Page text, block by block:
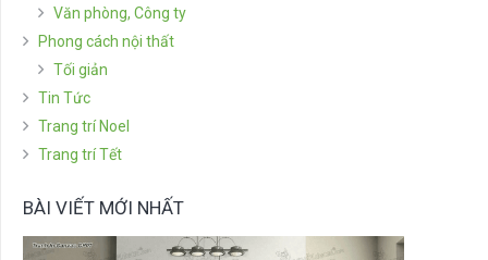
Văn phòng, Công ty
Phong cách nội thất
Tối giản
Tin Tức
Trang trí Noel
Trang trí Tết
BÀI VIẾT MỚI NHẤT